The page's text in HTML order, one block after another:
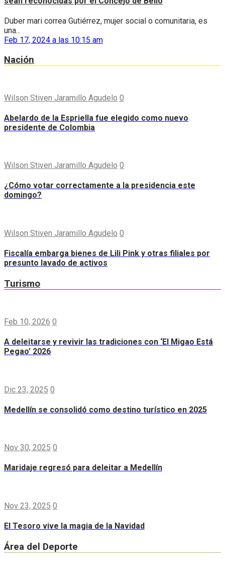
Duber mari correa Gutiérrez, mujer social o comunitaria, es
una...
Feb 17, 2024 a las 10:15 am
Nación
Wilson Stiven Jaramillo Agudelo 0
Abelardo de la Espriella fue elegido como nuevo
presidente de Colombia
Wilson Stiven Jaramillo Agudelo 0
¿Cómo votar correctamente a la presidencia este
domingo?
Wilson Stiven Jaramillo Agudelo 0
Fiscalía embarga bienes de Lili Pink y otras filiales por
presunto lavado de activos
Turismo
Feb 10, 2026 0
A deleitarse y revivir las tradiciones con ‘El Migao Está
Pegao’ 2026
Dic 23, 2025 0
Medellín se consolidó como destino turístico en 2025
Nov 30, 2025 0
Maridaje regresó para deleitar a Medellín
Nov 23, 2025 0
El Tesoro vive la magia de la Navidad
Área del Deporte